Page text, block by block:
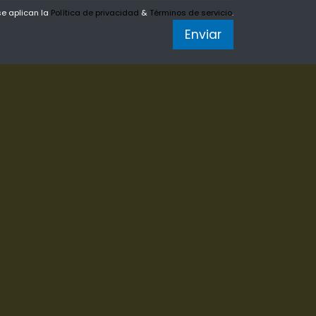
aplican la Política de privacidad & Términos de servicio.
Enviar